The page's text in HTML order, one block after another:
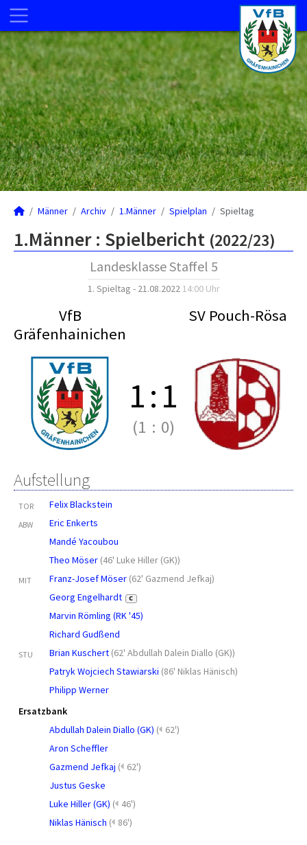
Männer Archiv 1.Männer Spielplan Spieltag
1.Männer : Spielbericht (2022/23)
Landesklasse Staffel 5
1. Spieltag - 21.08.2022 14:00 Uhr
VfB
Gräfenhainichen
SV Pouch-Rösa
1:1
(1 : 0)
Aufstellung
TOR Felix Blackstein
ABW
Eric Enkerts
Mandé Yacoubou
Theo Möser (46' Luke Hiller (GK))
MIT Franz-Josef Möser (62' Gazmend Jefkaj)
Georg Engelhardt
C
Marvin Römling (RK '45)
Richard Gudßend
STU Brian Kuschert (62' Abdullah Dalein Diallo (GK))
Patryk Wojciech Stawiarski (86' Niklas Hänisch)
Philipp Werner
Ersatzbank
Abdullah Dalein Diallo (GK) ( 62')
Aron Scheffler
Gazmend Jefkaj ( 62')
Justus Geske
Luke Hiller (GK) ( 46')
Niklas Hänisch ( 86')